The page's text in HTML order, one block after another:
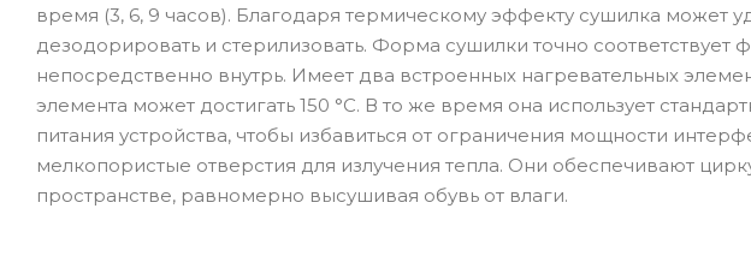
время (3, 6, 9 часов). Благодаря термическому эффекту сушилка может
дезодорировать и стерилизовать. Форма сушилки точно соответствует
непосредственно внутрь. Имеет два встроенных нагревательных
элемента может достигать 150 °C. В то же время она использует
питания устройства, чтобы избавиться от ограничения мощности
мелкопористые отверстия для излучения тепла. Они обеспечивают
пространстве, равномерно высушивая обувь от влаги.